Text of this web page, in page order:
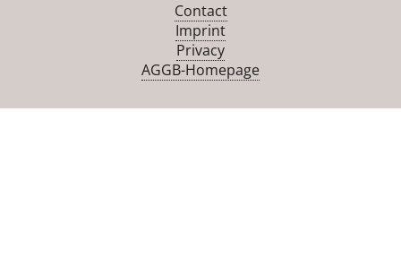
Contact
Imprint
Privacy
AGGB-Homepage